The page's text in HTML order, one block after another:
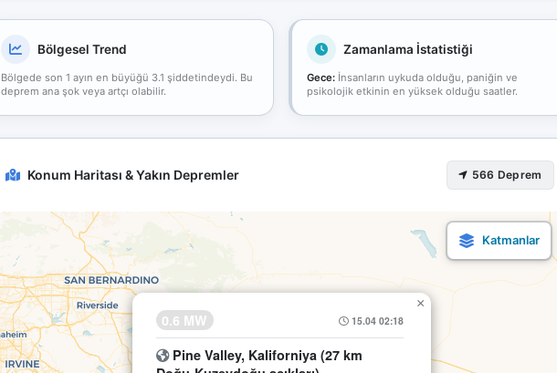
Bölgesel Trend
Bölgede son 1 ayın en büyüğü 3.1 şiddetindeydi. Bu
deprem ana şok veya artçı olabilir.
Zamanlama İstatistiği
Gece:İnsanların uykuda olduğu, paniğin ve
psikolojik etkinin en yüksek olduğu saatler.
Konum Haritası & Yakın Depremler 566 Deprem
0.6 MW 15.04 02:18
Pine Valley, Kaliforniya (27 km
×